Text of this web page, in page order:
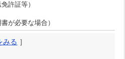
許証等）
が必要な場合）
みる ］